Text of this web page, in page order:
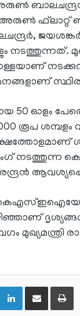
ബാലചന്ദ്രന്‍
അരുണ്‍
50 ഓളം
രൂപ ശമ്പളം
നടത്തുന്ന
കെഎസ്ഇഐയോട്
മുഖ്യമന്ത്രി
LinkedInShare via Email